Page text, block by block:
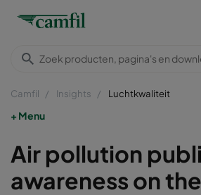
Camfil Insights Luchtkwaliteit
Menu
Air pollution
awareness on